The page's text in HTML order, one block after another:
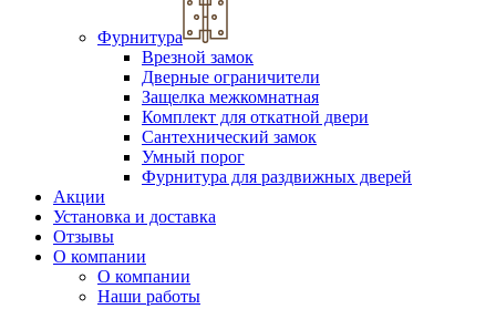
Фурнитура
Врезной замок
Дверные ограничители
Защелка межкомнатная
Комплект для откатной двери
Сантехнический замок
Умный порог
Фурнитура для раздвижных дверей
Акции
Установка и доставка
Отзывы
О компании
О компании
Наши работы